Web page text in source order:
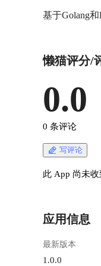
懒猫评分/
0.0
0 条评论
写评论
此 App 尚未
应用信息
最新版本
1.0.0